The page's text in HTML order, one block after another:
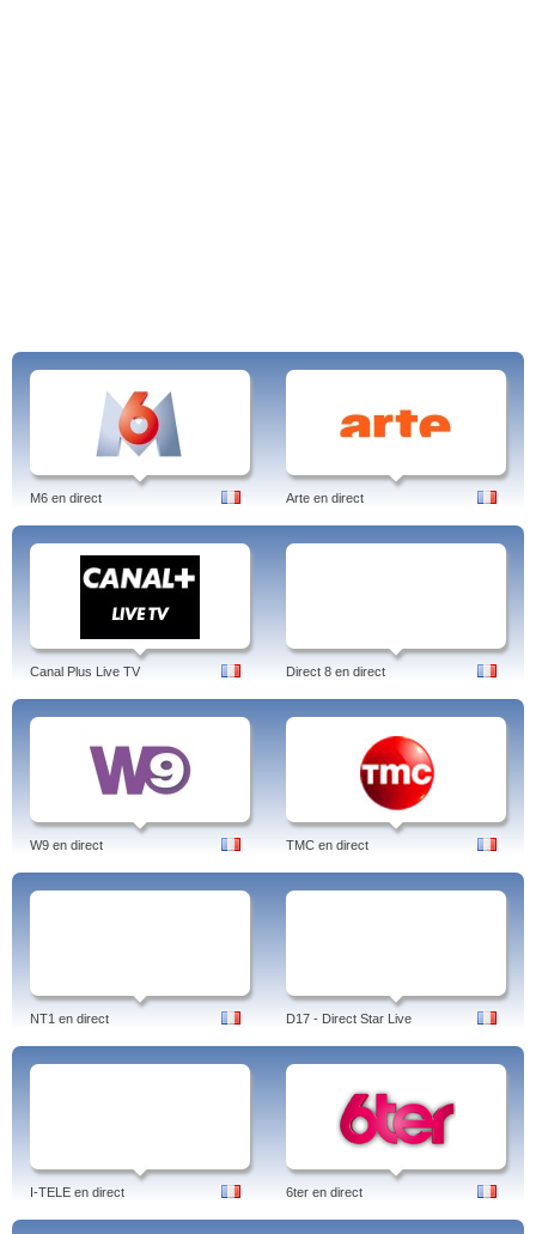
M6 en direct Arte en direct
Canal Plus Live TV Direct 8 en direct
W9 en direct TMC en direct
NT1 en direct D17 - Direct Star Live
I-TELE en direct 6ter en direct